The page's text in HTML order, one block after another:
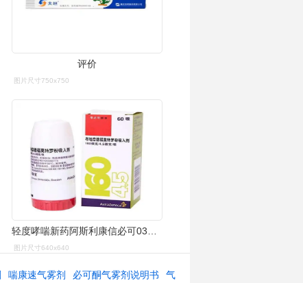
评价
图片尺寸750x750
轻度哮喘新药阿斯利康信必可03都保03获国家药监局
图片尺寸640x640
喘康速气雾剂 必可酮气雾剂说明书 气